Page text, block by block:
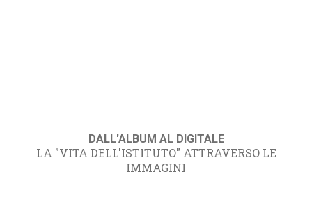
DALL'ALBUM AL DIGITALE
LA "VITA DELL'ISTITUTO" ATTRAVERSO LE
IMMAGINI